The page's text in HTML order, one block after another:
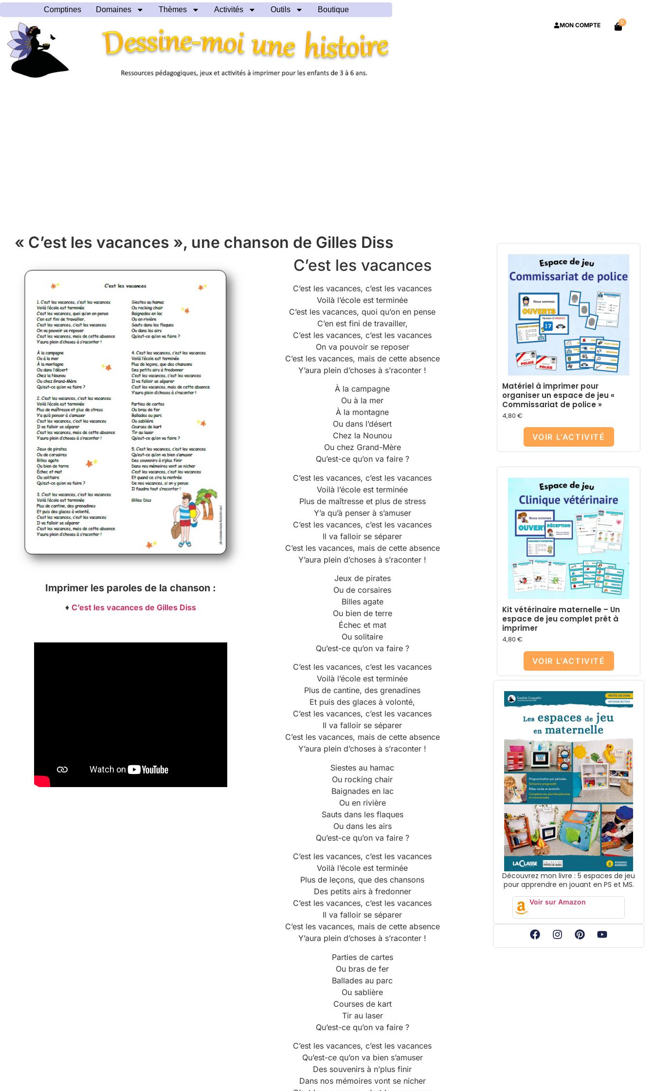
MON COMPTE 0
Comptines Domaines Thèmes Activités Outils Boutique
« C’est les vacances », une chanson de Gilles Diss
Imprimer les paroles de la chanson :
♦ C’est les vacances de Gilles Diss
C’est les vacances
C’est les vacances, c’est les vacances
Voilà l’école est terminée
C’est les vacances, quoi qu’on en pense
C’en est fini de travailler,
C’est les vacances, c’est les vacances
On va pouvoir se reposer
C’est les vacances, mais de cette absence
Y’aura plein d’choses à s’raconter !
À la campagne
Ou à la mer
À la montagne
Ou dans l’désert
Chez la Nounou
Ou chez Grand-Mère
Qu’est-ce qu’on va faire ?
C’est les vacances, c’est les vacances
Voilà l’école est terminée
Plus de maîtresse et plus de stress
Y’a qu’à penser à s’amuser
C’est les vacances, c’est les vacances
Il va falloir se séparer
C’est les vacances, mais de cette absence
Y’aura plein d’choses à s’raconter !
Jeux de pirates
Ou de corsaires
Billes agate
Ou bien de terre
Échec et mat
Ou solitaire
Qu’est-ce qu’on va faire ?
C’est les vacances, c’est les vacances
Voilà l’école est terminée
Plus de cantine, des grenadines
Et puis des glaces à volonté,
C’est les vacances, c’est les vacances
Il va falloir se séparer
C’est les vacances, mais de cette absence
Y’aura plein d’choses à s’raconter !
Siestes au hamac
Ou rocking chair
Baignades en lac
Ou en rivière
Sauts dans les flaques
Ou dans les airs
Qu’est-ce qu’on va faire ?
C’est les vacances, c’est les vacances
Voilà l’école est terminée
Plus de leçons, que des chansons
Des petits airs à fredonner
C’est les vacances, c’est les vacances
Il va falloir se séparer
C’est les vacances, mais de cette absence
Y’aura plein d’choses à s’raconter !
Parties de cartes
Ou bras de fer
Ballades au parc
Ou sablière
Courses de kart
Tir au laser
Qu’est-ce qu’on va faire ?
C’est les vacances, c’est les vacances
Qu’est-ce qu’on va bien s’amuser
Des souvenirs à n’plus finir
Dans nos mémoires vont se nicher
Matériel à imprimer pour
organiser un espace de jeu «
Commissariat de police »
4,80 €
VOIR L'ACTIVITÉ
Kit vétérinaire maternelle – Un
espace de jeu complet prêt à
imprimer
4,80 €
VOIR L'ACTIVITÉ
Découvrez mon livre : 5 espaces de jeu
pour apprendre en jouant en PS et MS.
Voir sur Amazon